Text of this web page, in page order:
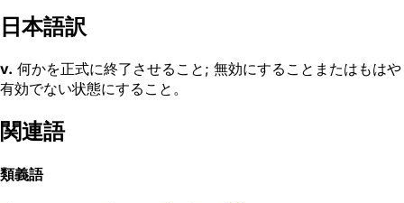
日本語訳
v. 何かを正式に終了させること; 無効にすることまたはもはや
有効でない状態にすること。
関連語
類義語